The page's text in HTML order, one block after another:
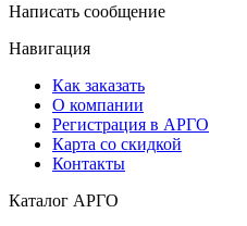
Написать сообщение
Навигация
Как заказать
О компании
Регистрация в АРГО
Карта со скидкой
Контакты
Каталог АРГО